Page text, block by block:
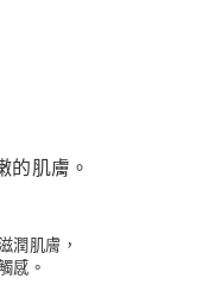
的肌膚。
潤肌膚，
感。